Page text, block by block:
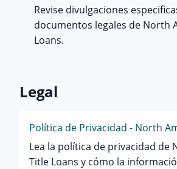
Revise divulgaciones
documentos legales de North
Loans.
Legal
Política de Privacidad - North
Lea la política de privacidad de
Title Loans y cómo la